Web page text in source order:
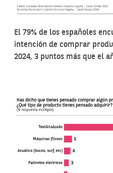
El 79% de los españoles
intención de comprar
2024, 3 puntos más que el